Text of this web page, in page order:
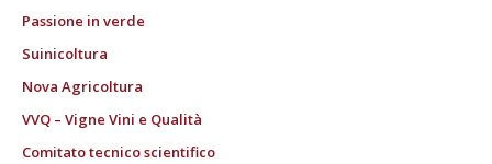
Passione in verde
Suinicoltura
Nova Agricoltura
VVQ – Vigne Vini e Qualità
Comitato tecnico scientifico